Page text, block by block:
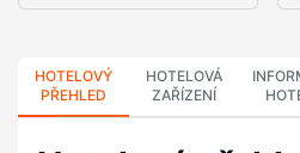
HOTELOVÝ
PŘEHLED
HOTELOVÁ
ZAŘÍZENÍ